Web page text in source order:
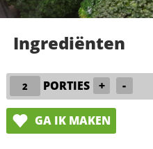
Ingrediënten
PORTIES + -
GA IK MAKEN